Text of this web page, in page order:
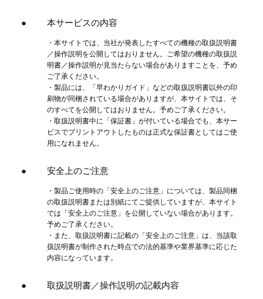
本サービスの内容
・本サイトでは、当社が発表したすべての機種の取扱説明書
／操作説明を公開してはおりません。ご希望の機種の取扱説
明書／操作説明が見当たらない場合がありますことを、予め
ご了承ください。
・製品には、「早わかりガイド」などの取扱説明書以外の印
刷物が同梱されている場合がありますが、本サイトでは、そ
のすべてを公開してはおりません。予めご了承ください。
・取扱説明書中に「保証書」が付いている場合でも、本サー
ビスでプリントアウトしたものは正式な保証書としてはご使
用になれません。
安全上のご注意
・製品ご使用時の「安全上のご注意」については、製品同梱
の取扱説明書または別紙にてご提供していますが、本サイト
では「安全上のご注意」を公開していない場合があります。
予めご了承ください。
・また、取扱説明書に記載の「安全上のご注意」は、当該取
扱説明書が制作された時点での法的基準や業界基準に応じた
内容になっています。
取扱説明書／操作説明の記載内容